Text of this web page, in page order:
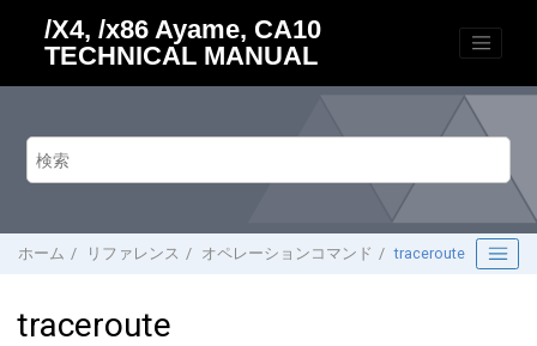
/X4, /x86 Ayame, CA10
TECHNICAL MANUAL
ホーム リファレンス オペレーションコマンド traceroute
traceroute